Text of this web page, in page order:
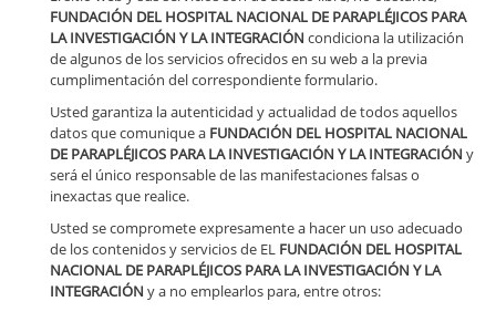
FUNDACIÓN DEL HOSPITAL NACIONAL DE PARAPLÉJICOS PARA
LA INVESTIGACIÓN Y LA INTEGRACIÓN condiciona la utilización
de algunos de los servicios ofrecidos en su web a la previa
cumplimentación del correspondiente formulario.
Usted garantiza la autenticidad y actualidad de todos aquellos
datos que comunique a FUNDACIÓN DEL HOSPITAL NACIONAL
DE PARAPLÉJICOS PARA LA INVESTIGACIÓN Y LA INTEGRACIÓN y
será el único responsable de las manifestaciones falsas o
inexactas que realice.
Usted se compromete expresamente a hacer un uso adecuado
de los contenidos y servicios de EL FUNDACIÓN DEL HOSPITAL
NACIONAL DE PARAPLÉJICOS PARA LA INVESTIGACIÓN Y LA
INTEGRACIÓN y a no emplearlos para, entre otros: